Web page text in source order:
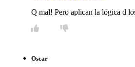
Q mal! Pero aplican la lógica d
Oscar